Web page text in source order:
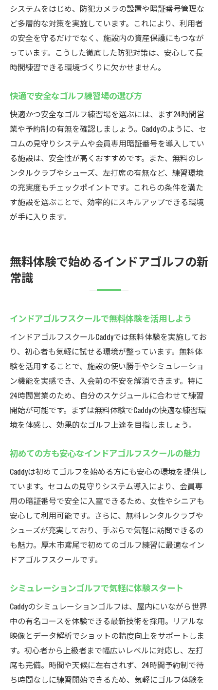
システムをはじめ、防犯カメラの設置や暗証番号管理な
ど多層的な対策を実施しています。これにより、利用者
の安全を守るだけでなく、施設内の資産保護にもつなが
っています。こうした徹底した防犯対策は、安心して長
時間練習できる環境づくりに欠かせません。
快適で安全なゴルフ練習場の選び方
快適かつ安全なゴルフ練習場を選ぶには、まず24時間営
業や予約制の有無を確認しましょう。Caddyのように、セ
コムの見守りシステムや会員専用暗証番号を導入してい
る施設は、安全性が高くおすすめです。また、無料のレ
ンタルクラブやシューズ、左打席の有無など、練習環境
の充実度もチェックポイントです。これらの条件を満た
す施設を選ぶことで、効率的にスキルアップできる環境
が手に入ります。
無料体験で始めるインドアゴルフの新
常識
インドアゴルフスクールで無料体験を活用しよう
インドアゴルフスクールCaddyでは無料体験を実施してお
り、初心者も気軽に試せる環境が整っています。無料体
験を活用することで、施設の使い勝手やシミュレーショ
ン機能を実感でき、入会前の不安を解消できます。特に
24時間営業のため、自分のスケジュールに合わせて練習
開始が可能です。まずは無料体験でCaddyの快適な練習環
境を体感し、効果的なゴルフ上達を目指しましょう。
初めての方も安心なインドアゴルフスクールの魅力
Caddyは初めてゴルフを始める方にも安心の環境を提供し
ています。セコムの見守りシステム導入により、会員専
用の暗証番号で安全に入室できるため、女性やシニアも
安心して利用可能です。さらに、無料レンタルクラブや
シューズが充実しており、手ぶらで気軽に訪問できるの
も魅力。厚木市鳶尾で初めてのゴルフ練習に最適なイン
ドアゴルフスクールです。
シミュレーションゴルフで気軽に体験スタート
Caddyのシミュレーションゴルフは、屋内にいながら世界
中の有名コースを体験できる最新技術を採用。リアルな
映像とデータ解析でショットの精度向上をサポートしま
す。初心者から上級者まで幅広いレベルに対応し、左打
席も完備。時間や天候に左右されず、24時間予約制で待
ち時間なしに練習開始できるため、気軽にゴルフ体験を